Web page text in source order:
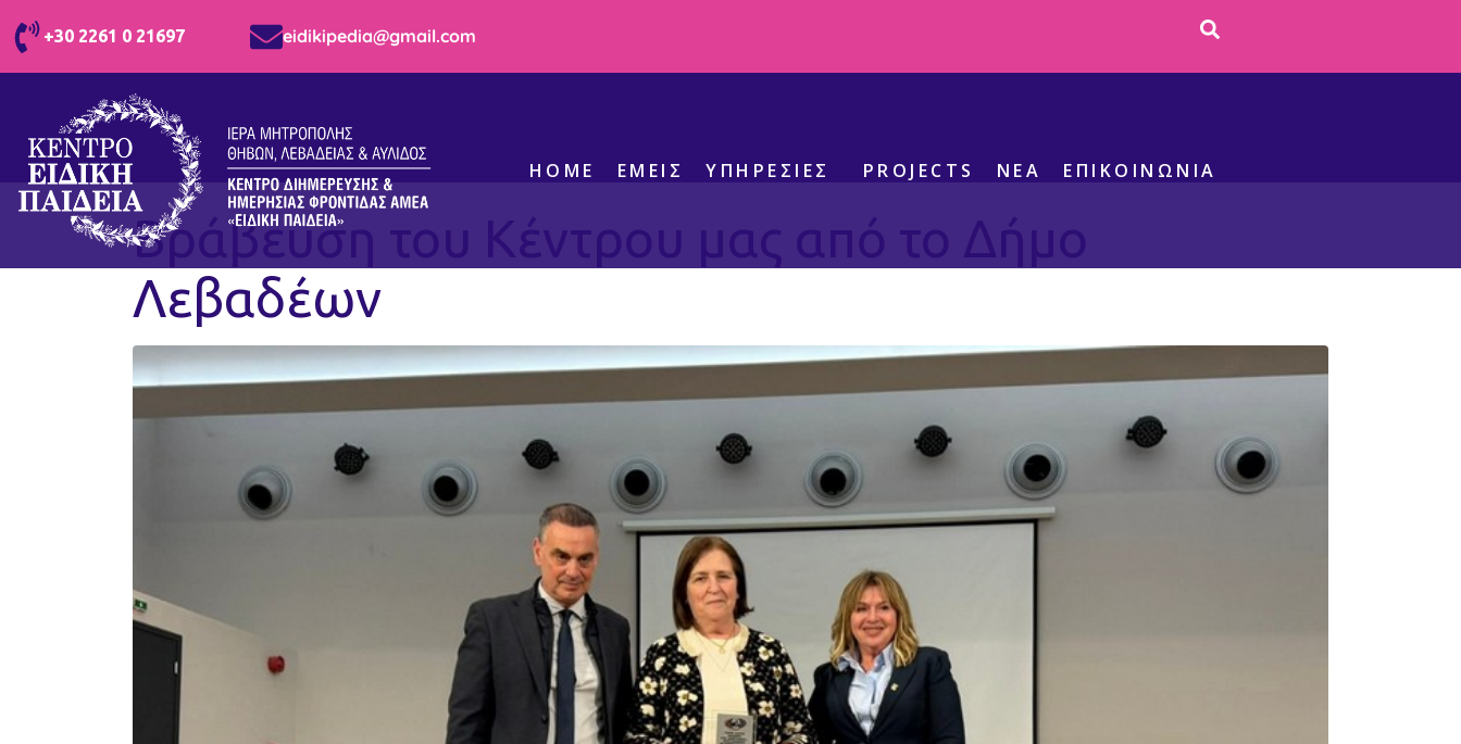
+30 2261 0 21697 eidikipedia@gmail.com
HOME ΕΜΕΊΣ ΥΠΗΡΕΣΊΕΣ PROJECTS ΝΕΑ ΕΠΙΚΟΙΝΩΝΊΑ
Βράβευση του Κέντρου μας από το Δήμο
Λεβαδέων